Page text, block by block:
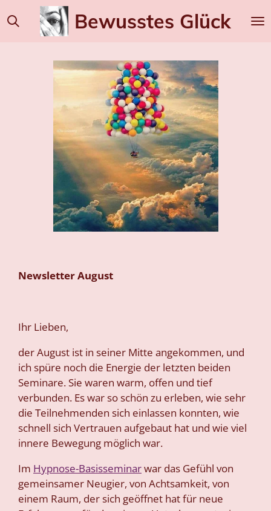
Zum
Hauptinhalt
Bewusstes Glück
Newsletter August
Ihr Lieben,
der August ist in seiner Mitte angekommen, und
ich spüre noch die Energie der letzten beiden
Seminare. Sie waren warm, offen und tief
verbunden. Es war so schön zu erleben, wie sehr
die Teilnehmenden sich einlassen konnten, wie
schnell sich Vertrauen aufgebaut hat und wie viel
innere Bewegung möglich war.
Im Hypnose-Basisseminarwar das Gefühl von
gemeinsamer Neugier, von Achtsamkeit, von
einem Raum, der sich geöffnet hat für neue